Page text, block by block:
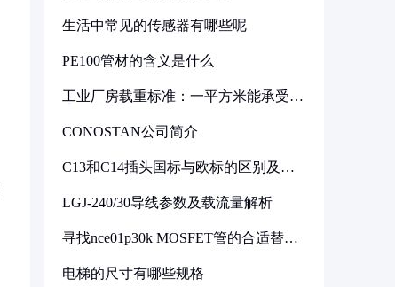
生活中常见的传感器有哪些呢
PE100管材的含义是什么
工业厂房载重标准：一平方米能承受多
CONOSTAN公司简介
C13和C14插头国标与欧标的区别及其
LGJ-240/30导线参数及载流量解析
寻找nce01p30k MOSFET管的合适替代
电梯的尺寸有哪些规格